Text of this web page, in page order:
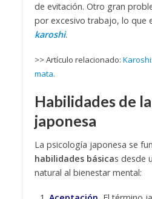
de evitación. Otro gran
por excesivo trabajo, lo que
karoshi.
>> Artículo relacionado:
mata.
Habilidades de
japonesa
La psicología japonesa se
habilidades básicas desde
natural al bienestar mental: